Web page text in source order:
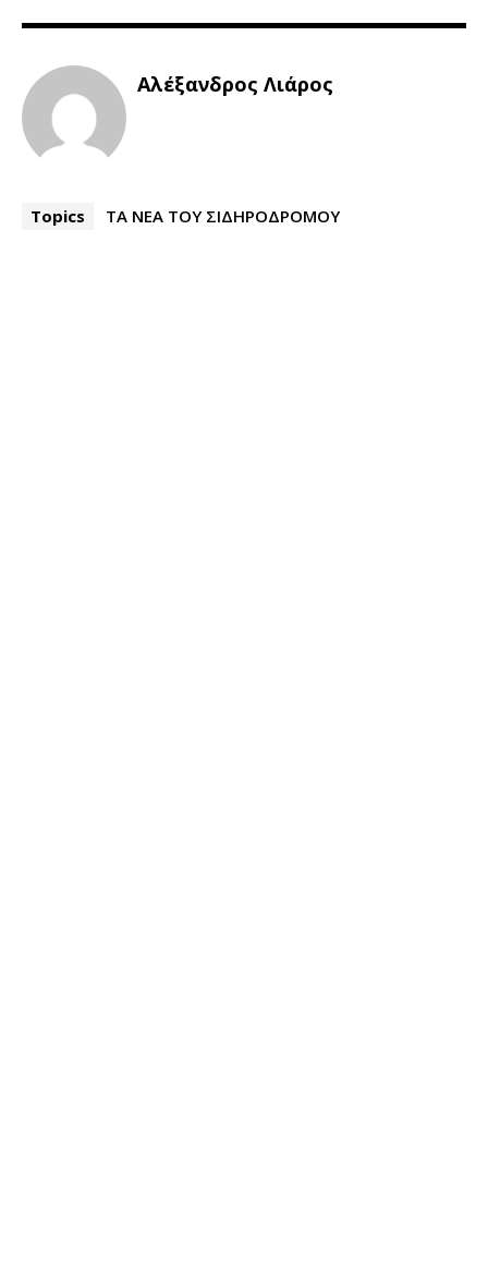
Αλέξανδρος Λιάρος
Topics ΤΑ ΝΕΑ ΤΟΥ ΣΙΔΗΡΟΔΡΟΜΟΥ